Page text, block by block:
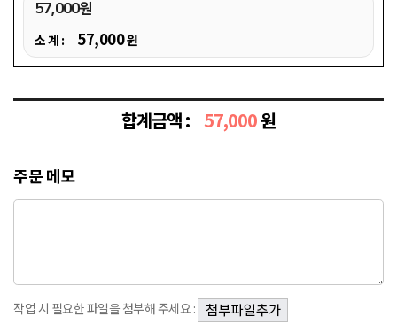
57,000원
소 계 : 57,000원
합계금액 : 57,000원
주문 메모
작업 시 필요한 파일을 첨부해 주세요 :